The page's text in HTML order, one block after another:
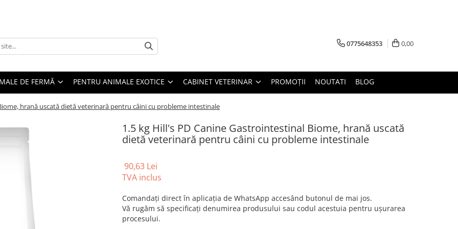
0775648353 0,00
DE FERMĂ PENTRU ANIMALE EXOTICE CABINET VETERINAR PROMOȚII NOUTATI BLOG
hrană uscată dietă veterinară pentru câini cu probleme intestinale
1.5 kg Hill's PD Canine Gastrointestinal Biome, hrană uscată
dietă veterinară pentru câini cu probleme intestinale
90,63 Lei
TVA inclus
Comandați direct în aplicația de WhatsApp accesând butonul de mai jos.
Vă rugăm să specificați denumirea produsului sau codul acestuia pentru ușurarea
procesului.